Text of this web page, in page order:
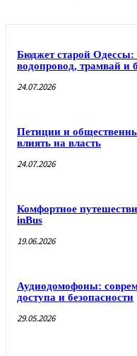
Бюджет старой Одессы:
водопровод, трамвай и
24.07.2026
Петиции и
влиять на власть
24.07.2026
Комфортное
inBus
19.06.2026
Аудиодомофоны:
доступа и безопасности
29.05.2026